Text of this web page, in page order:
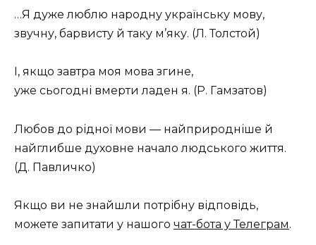
…Я дуже люблю народну українську мову,
звучну, барвисту й таку м’яку. (Л. Толстой)
І, якщо завтра моя мова згине,
уже сьогодні вмерти ладен я. (Р. Гамзатов)
Любов до рідної мови — найприродніше й
найглибше духовне начало людського життя.
(Д. Павличко)
Якщо ви не знайшли потрібну відповідь,
можете запитати у нашого чат-бота у Телеграм.